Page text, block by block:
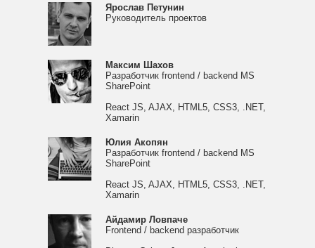
Ярослав Петунин
Руководитель проектов
Максим Шахов
Разработчик frontend / backend MS
SharePoint
React JS, AJAX, HTML5, CSS3, .NET,
Xamarin
Юлия Акопян
Разработчик frontend / backend MS
SharePoint
React JS, AJAX, HTML5, CSS3, .NET,
Xamarin
Айдамир Ловпаче
Frontend / backend разработчик